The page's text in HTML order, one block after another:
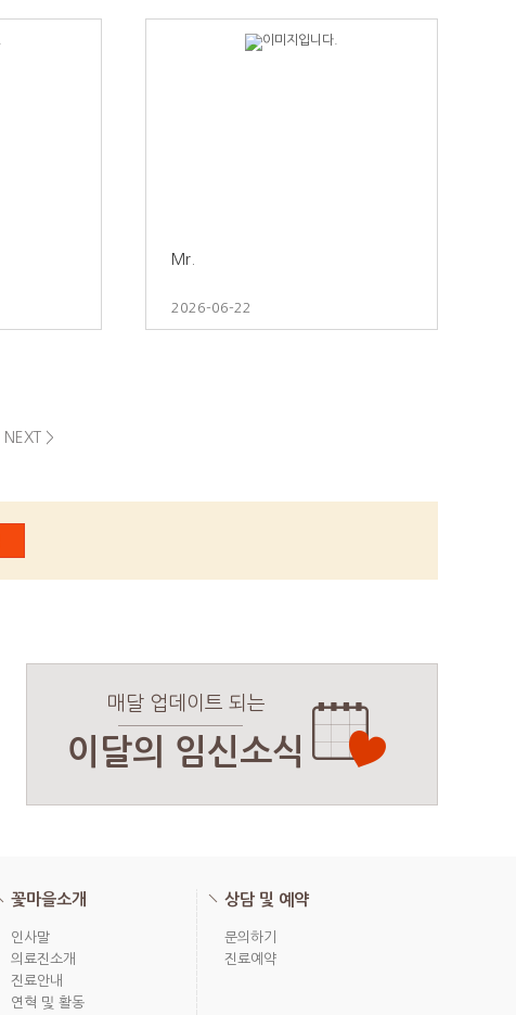
Mr.
2026-06-22
NEXT >
매달 업데이트 되는
이달의 임신소식
꽃마을소개
인사말
의료진소개
진료안내
연혁 및 활동
상담 및 예약
문의하기
진료예약